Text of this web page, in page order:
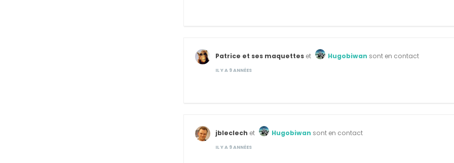
Patrice et ses maquettes et Hugobiwan sont en contact
IL Y A 9 ANNÉES
jbleclech et Hugobiwan sont en contact
IL Y A 9 ANNÉES